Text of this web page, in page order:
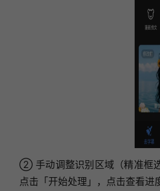
② 手动调整识别区域（精准框
点击「开始处理」，点击查看进